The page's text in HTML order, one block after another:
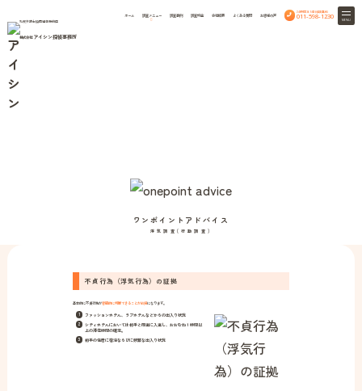
札幌弁護士協同組合特約店
株式会社 アイシン探偵事務所
ホーム 調査メニュー 調査事例 調査料金 会社概要 よくある質問 お客様の声
24時間365日相談無料
011-598-1230 MENU
ワンポイントアドバイス
浮気調査(行動調査)
不貞行為（浮気行為）の証拠
基本的に不貞行為が客観的に判断できることが前提になります。
ファッションホテル、ラブホテルなどからの出入り状況
シティホテルにおいては相手と同室に入室し、おおむね１時間以
上の滞在時間の確定。
相手の住居に宿泊ならびに頻繁な出入り状況